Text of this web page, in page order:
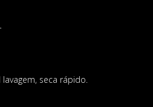
seca rápido.